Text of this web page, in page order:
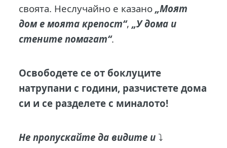
своята. Неслучайно е казано„Моят
дом е моята крепост“,„У дома и
стените помагат“.
Освободете се от боклуците
натрупани с години, разчистете дома
си и се разделете с миналото!
Не пропускайте да видите и ⤵️